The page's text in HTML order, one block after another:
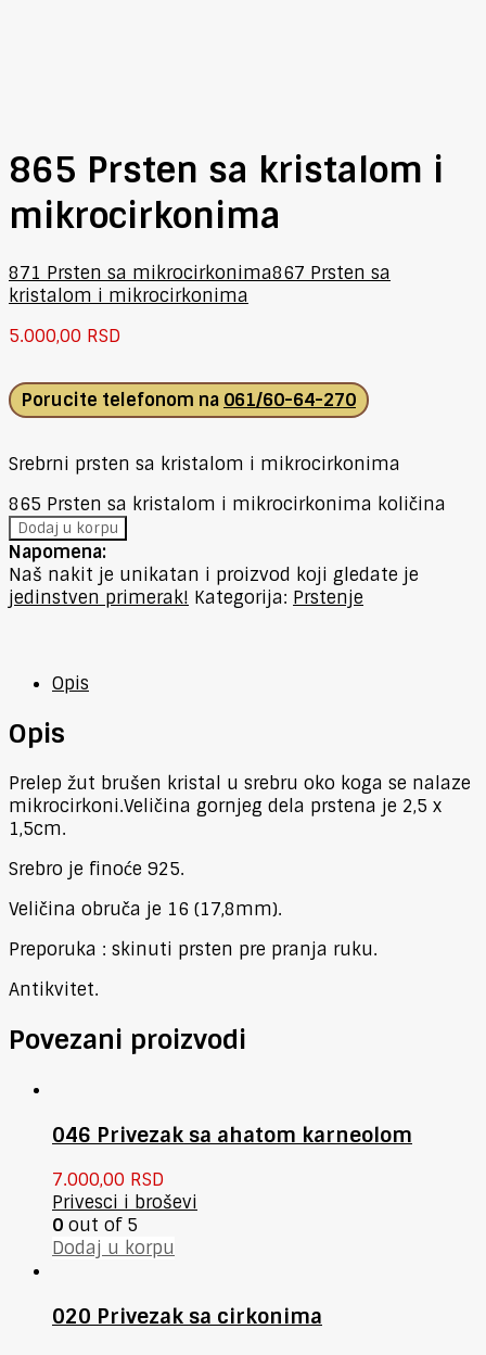
865 Prsten sa kristalom i
mikrocirkonima
871 Prsten sa mikrocirkonima867 Prsten sa
kristalom i mikrocirkonima
5.000,00 RSD
Porucite telefonom na 061/60-64-270
Srebrni prsten sa kristalom i mikrocirkonima
865 Prsten sa kristalom i mikrocirkonima količina
Dodaj u korpu
Napomena:
Naš nakit je unikatan i proizvod koji gledate je
jedinstven primerak! Kategorija: Prstenje
Opis
Opis
Prelep žut brušen kristal u srebru oko koga se nalaze
mikrocirkoni.Veličina gornjeg dela prstena je 2,5 x
1,5cm.
Srebro je finoće 925.
Veličina obruča je 16 (17,8mm).
Preporuka : skinuti prsten pre pranja ruku.
Antikvitet.
Povezani proizvodi
046 Privezak sa ahatom karneolom
7.000,00 RSD
Privesci i broševi
0 out of 5
Dodaj u korpu
020 Privezak sa cirkonima